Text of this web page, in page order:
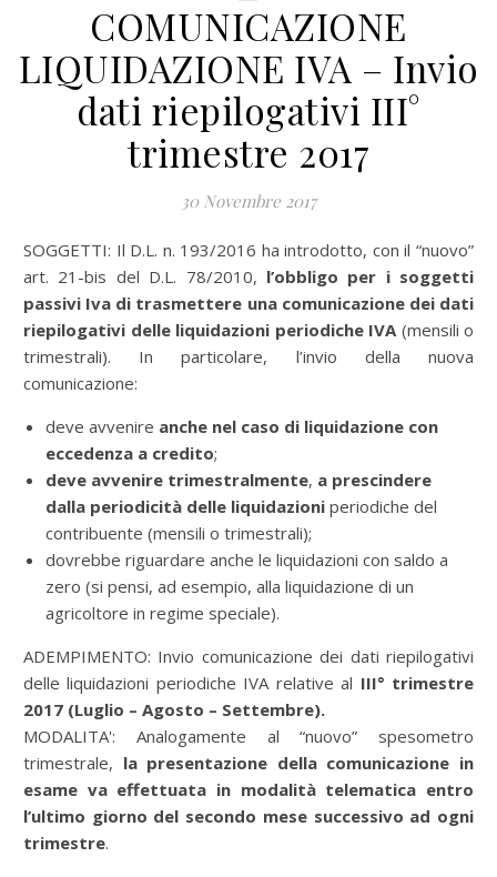
COMUNICAZIONE
LIQUIDAZIONE IVA – Invio
dati riepilogativi III°
trimestre 2017
30 Novembre 2017
SOGGETTI: Il D.L. n. 193/2016 ha introdotto, con il “nuovo”
art. 21-bis del D.L. 78/2010, l’obbligo per i soggetti
passivi Iva di trasmettere una comunicazione dei dati
riepilogativi delle liquidazioni periodiche IVA(mensili o
trimestrali). In particolare, l’invio della nuova
comunicazione:
deve avvenire anche nel caso di liquidazione con
eccedenza a credito;
deve avvenire trimestralmente, a prescindere
dalla periodicità delle liquidazioni periodiche del
contribuente (mensili o trimestrali);
dovrebbe riguardare anche le liquidazioni con saldo a
zero (si pensi, ad esempio, alla liquidazione di un
agricoltore in regime speciale).
ADEMPIMENTO: Invio comunicazione dei dati riepilogativi
delle liquidazioni periodiche IVA relative al III° trimestre
2017 (Luglio – Agosto – Settembre).
MODALITA': Analogamente al “nuovo” spesometro
trimestrale, la presentazione della comunicazione in
esame va effettuata in modalità telematica entro
l’ultimo giorno del secondo mese successivo ad ogni
trimestre.